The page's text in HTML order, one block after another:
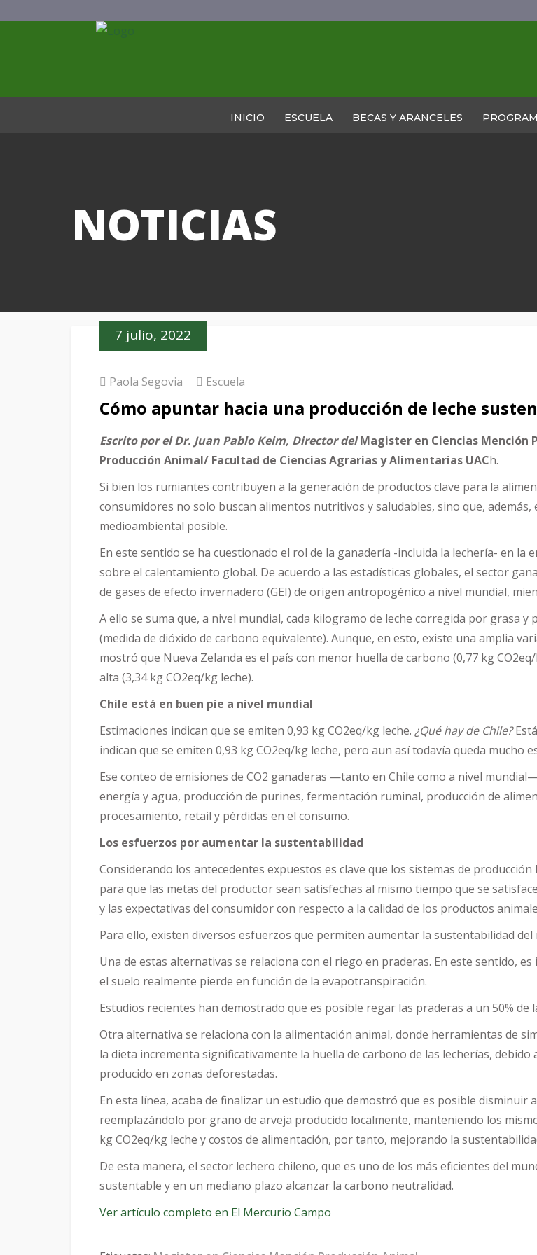
INICIO ESCUELA BECAS Y ARANCELES
NOTICIAS
7 julio, 2022
Paola Segovia Escuela
Cómo apuntar hacia una producción de leche
Escrito por el Dr. Juan Pablo Keim, Director delMagister en Ciencias Mención
Producción Animal/ Facultad de Ciencias Agrarias y Alimentarias UACh.
Si bien los rumiantes contribuyen a la generación de productos clave para la
consumidores no solo buscan alimentos nutritivos y saludables, sino que,
medioambiental posible.
En este sentido se ha cuestionado el rol de la ganadería -incluida la lechería- en la
sobre el calentamiento global. De acuerdo a las estadísticas globales, el sector
de gases de efecto invernadero (GEI) de origen antropogénico a nivel mundial,
A ello se suma que, a nivel mundial, cada kilogramo de leche corregida por grasa y
(medida de dióxido de carbono equivalente). Aunque, en esto, existe una amplia
mostró que Nueva Zelanda es el país con menor huella de carbono (0,77 kg
alta (3,34 kg CO2eq/kg leche).
Chile está en buen pie a nivel mundial
Estimaciones indican que se emiten 0,93 kg CO2eq/kg leche. ¿Qué hay de Chile?
indican que se emiten 0,93 kg CO2eq/kg leche, pero aun así todavía queda mucho
Ese conteo de emisiones de CO2 ganaderas —tanto en Chile como a nivel
energía y agua, producción de purines, fermentación ruminal, producción de
procesamiento, retail y pérdidas en el consumo.
Los esfuerzos por aumentar la sustentabilidad
Considerando los antecedentes expuestos es clave que los sistemas de
para que las metas del productor sean satisfechas al mismo tiempo que se
y las expectativas del consumidor con respecto a la calidad de los productos
Para ello, existen diversos esfuerzos que permiten aumentar la sustentabilidad
Una de estas alternativas se relaciona con el riego en praderas. En este sentido,
el suelo realmente pierde en función de la evapotranspiración.
Estudios recientes han demostrado que es posible regar las praderas a un 50%
Otra alternativa se relaciona con la alimentación animal, donde herramientas de
la dieta incrementa significativamente la huella de carbono de las lecherías,
producido en zonas deforestadas.
En esta línea, acaba de finalizar un estudio que demostró que es posible disminuir
reemplazándolo por grano de arveja producido localmente, manteniendo los
kg CO2eq/kg leche y costos de alimentación, por tanto, mejorando la
De esta manera, el sector lechero chileno, que es uno de los más eficientes del
sustentable y en un mediano plazo alcanzar la carbono neutralidad.
Ver artículo completo en El Mercurio Campo